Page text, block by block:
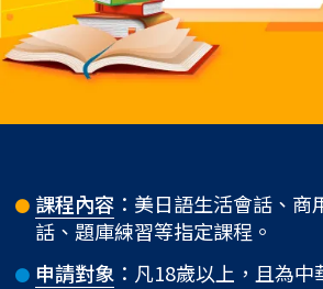
課程內容 ：美日語生活會話、
話、題庫練習等指定課程。
申請對象 ：凡18歲以上，且為中